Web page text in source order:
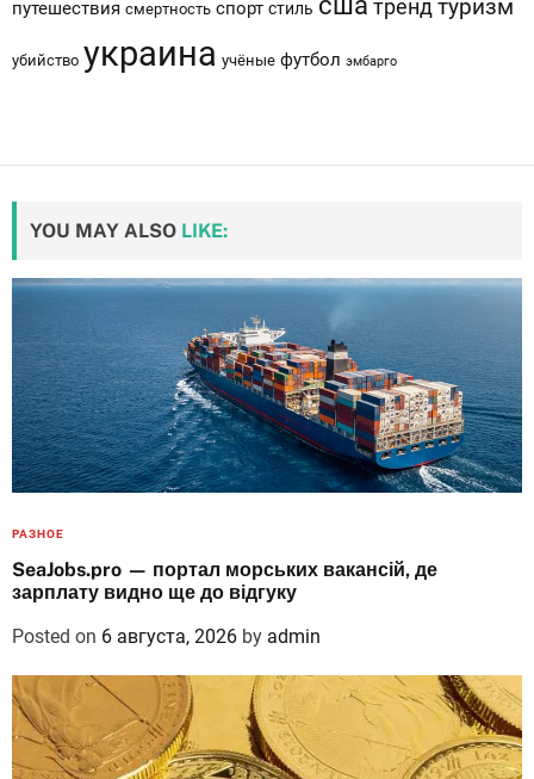
путешествия смертность спорт стиль трендтуризм
убийство украина учёные футбол эмбарго
YOU MAY ALSO LIKE:
РАЗНОЕ
SeaJobs.pro — портал морських вакансій, де
зарплату видно ще до відгуку
Posted on 6 августа, 2026 by admin